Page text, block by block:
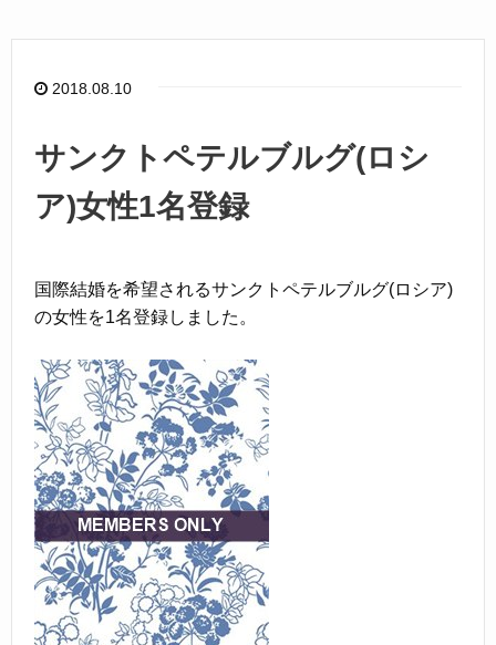
b
o
k
2018.08.10
サンクトペテルブルグ(ロシ
ア)女性1名登録
国際結婚を希望されるサンクトペテルブルグ(ロシア)
の女性を1名登録しました。